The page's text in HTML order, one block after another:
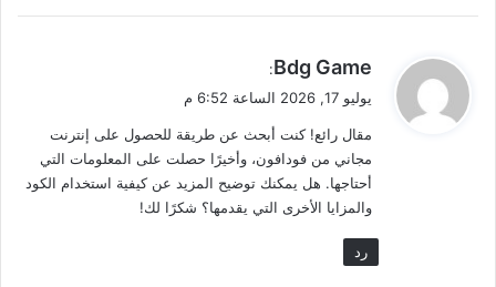
ي
ل
Bdg Game
:
يوليو 17, 2026 الساعة 6:52 م
مقال رائع! كنت أبحث عن طريقة للحصول على إنترنت
مجاني من فودافون، وأخيرًا حصلت على المعلومات التي
أحتاجها. هل يمكنك توضيح المزيد عن كيفية استخدام الكود
والمزايا الأخرى التي يقدمها؟ شكرًا لك!
رد